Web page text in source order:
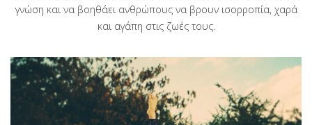
γνώση και να βοηθάει ανθρώπους να βρουν ισορροπία, χαρά
και αγάπη στις ζωές τους.